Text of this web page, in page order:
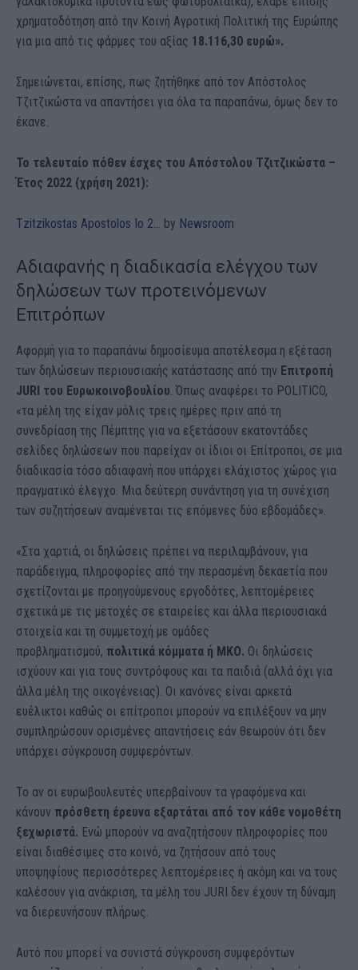
χρηματοδότηση από την Κοινή Αγροτική Πολιτική της Ευρώπης
για μια από τις φάρμες του αξίας 18.116,30 ευρώ».
Σημειώνεται, επίσης, πως ζητήθηκε από τον Απόστολος
Τζιτζικώστα να απαντήσει για όλα τα παραπάνω, όμως δεν το
έκανε.
Το τελευταίο πόθεν έσχες του Απόστολου Τζιτζικώστα –
Έτος 2022 (χρήση 2021):
Tzitzikostas Apostolos Io 2… by Newsroom
Αδιαφανής η διαδικασία ελέγχου των
δηλώσεων των προτεινόμενων
Επιτρόπων
Αφορμή για το παραπάνω δημοσίευμα αποτέλεσμα η εξέταση
των δηλώσεων περιουσιακής κατάστασης από την Επιτροπή
JURI του Ευρωκοινοβουλίου. Όπως αναφέρει το POLITICO,
«τα μέλη της είχαν μόλις τρεις ημέρες πριν από τη
συνεδρίαση της Πέμπτης για να εξετάσουν εκατοντάδες
σελίδες δηλώσεων που παρείχαν οι ίδιοι οι Επίτροποι, σε μια
διαδικασία τόσο αδιαφανή που υπάρχει ελάχιστος χώρος για
πραγματικό έλεγχο. Μια δεύτερη συνάντηση για τη συνέχιση
των συζητήσεων αναμένεται τις επόμενες δύο εβδομάδες».
«Στα χαρτιά, οι δηλώσεις πρέπει να περιλαμβάνουν, για
παράδειγμα, πληροφορίες από την περασμένη δεκαετία που
σχετίζονται με προηγούμενους εργοδότες, λεπτομέρειες
σχετικά με τις μετοχές σε εταιρείες και άλλα περιουσιακά
στοιχεία και τη συμμετοχή με ομάδες
προβληματισμού, πολιτικά κόμματα ή ΜΚΟ. Οι δηλώσεις
ισχύουν και για τους συντρόφους και τα παιδιά (αλλά όχι για
άλλα μέλη της οικογένειας). Οι κανόνες είναι αρκετά
ευέλικτοι καθώς οι επίτροποι μπορούν να επιλέξουν να μην
συμπληρώσουν ορισμένες απαντήσεις εάν θεωρούν ότι δεν
υπάρχει σύγκρουση συμφερόντων.
Το αν οι ευρωβουλευτές υπερβαίνουν τα γραφόμενα και
κάνουν πρόσθετη έρευνα εξαρτάται από τον κάθε νομοθέτη
ξεχωριστά. Ενώ μπορούν να αναζητήσουν πληροφορίες που
είναι διαθέσιμες στο κοινό, να ζητήσουν από τους
υποψηφίους περισσότερες λεπτομέρειες ή ακόμη και να τους
καλέσουν για ανάκριση, τα μέλη του JURI δεν έχουν τη δύναμη
να διερευνήσουν πλήρως.
Αυτό που μπορεί να συνιστά σύγκρουση συμφερόντων